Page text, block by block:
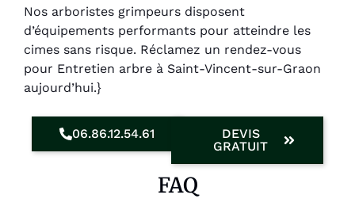
Nos arboristes grimpeurs disposent
d’équipements performants pour atteindre les
cimes sans risque. Réclamez un rendez-vous
pour Entretien arbre à Saint-Vincent-sur-Graon
aujourd’hui.}
06.86.12.54.61
DEVIS
GRATUIT
FAQ